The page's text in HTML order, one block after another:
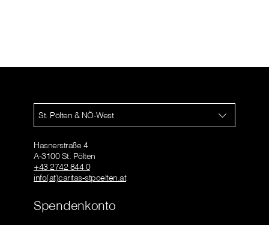
St. Pölten & NÖ-West
Hasnerstraße 4
A-3100 St. Pölten
+43 2742 844 0
info(at)caritas-stpoelten.at
Spendenkonto